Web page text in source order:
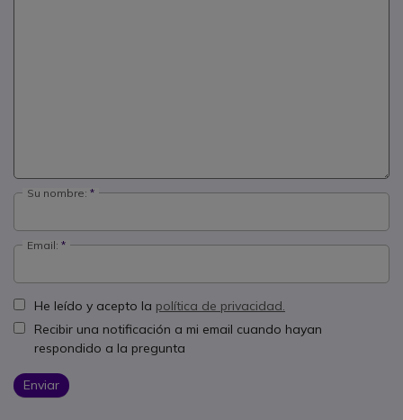
Su nombre:
Email:
He leído y acepto la política de privacidad.
Recibir una notificación a mi email cuando hayan
respondido a la pregunta
Enviar